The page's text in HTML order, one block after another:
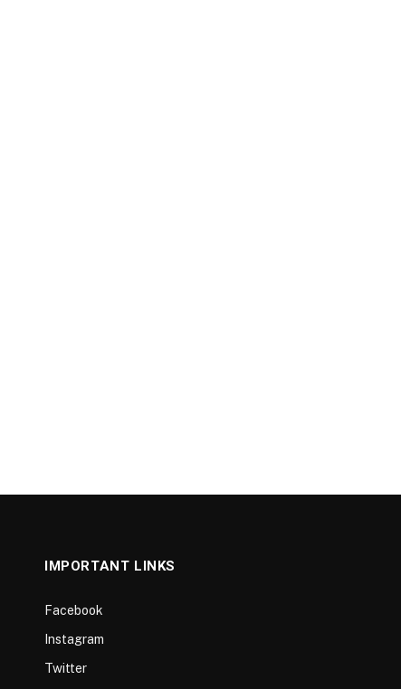
IMPORTANT LINKS
Facebook
Instagram
Twitter